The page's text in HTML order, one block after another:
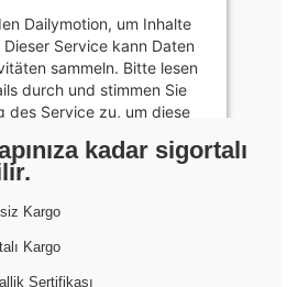
Dailymotion, um Inhalte
Service kann Daten
sammeln. Bitte lesen
durch und stimmen Sie
des Service zu, um diese
Mehr
Informationen
Akzeptieren
byUsercentrics Consent
kadar sigortalı
Kargo
Kargo
Sertifikası